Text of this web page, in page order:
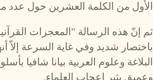
الأول من الكلمة العشرين حول عدد
ثم إنّ هذه الرسالة "المعجزات
باختصار شديد وفي غاية السرعة إلاّ
البلاغة وعلوم العربية بيانا شافيا
وعميق يثير إعجاب العلماء.